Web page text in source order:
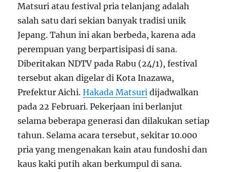
Matsuri atau festival pria telanjang adalah
salah satu dari sekian banyak tradisi unik
Jepang. Tahun ini akan berbeda, karena ada
perempuan yang berpartisipasi di sana.
Diberitakan NDTV pada Rabu (24/1), festival
tersebut akan digelar di Kota Inazawa,
Prefektur Aichi.Hakada Matsuri dijadwalkan
pada 22 Februari. Pekerjaan ini berlanjut
selama beberapa generasi dan dilakukan setiap
tahun. Selama acara tersebut, sekitar 10.000
pria yang mengenakan kain atau fundoshi dan
kaus kaki putih akan berkumpul di sana.